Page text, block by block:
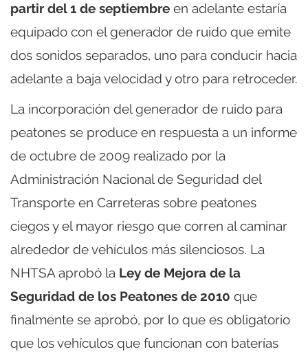
partir del 1 de septiembre en adelante estaría
equipado con el generador de ruido que emite
dos sonidos separados, uno para conducir hacia
adelante a baja velocidad y otro para retroceder.
La incorporación del generador de ruido para
peatones se produce en respuesta a un informe
de octubre de 2009 realizado por la
Administración Nacional de Seguridad del
Transporte en Carreteras sobre peatones
ciegos y el mayor riesgo que corren al caminar
alrededor de vehículos más silenciosos. La
NHTSA aprobó la Ley de Mejora de la
Seguridad de los Peatones de 2010 que
finalmente se aprobó, por lo que es obligatorio
que los vehículos que funcionan con baterías